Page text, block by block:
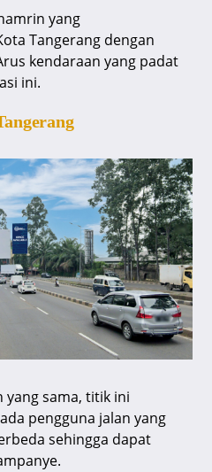
yang
Tangerang dengan
kendaraan yang padat
ini.
yang sama, titik ini
pengguna jalan yang
sehingga dapat